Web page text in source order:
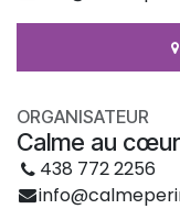
ORGANISATEUR
Calme au
438 772 2256